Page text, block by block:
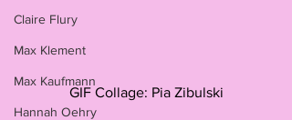
Claire Flury
Max Klement
Max Kaufmann
Hannah Oehry
GIF Collage: Pia Zibulski